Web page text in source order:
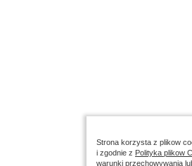
Strona korzysta z plikow
i zgodnie z Polityka plikow
warunki przechowywania